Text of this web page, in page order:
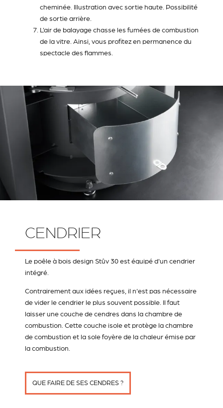
cheminée. Illustration avec sortie haute. Possibilité
de sortie arrière.
L’air de balayage chasse les fumées de combustion
de la vitre. Ainsi, vous profitez en permanence du
spectacle des flammes.
CENDRIER
Le poêle à bois design Stûv 30 est équipé d'un cendrier
intégré.
Contrairement aux idées reçues, il n'est pas nécessaire
de vider le cendrier le plus souvent possible. Il faut
laisser une couche de cendres dans la chambre de
combustion. Cette couche isole et protège la chambre
de combustion et la sole foyère de la chaleur émise par
la combustion.
QUE FAIRE DE SES CENDRES ?